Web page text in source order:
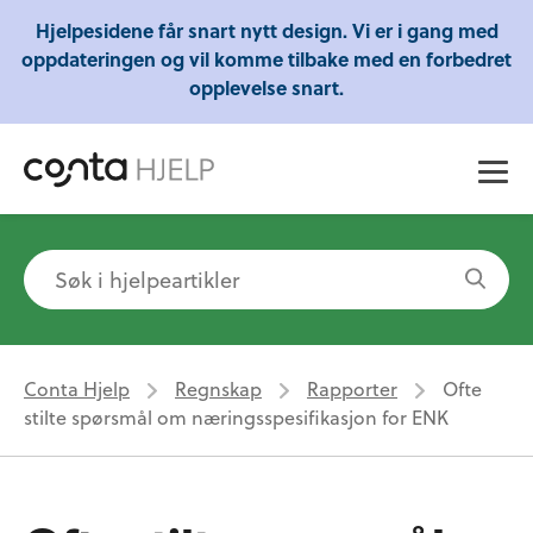
Gratis webinarer fra Conta - Lær om regnskap,
skatt og mye mer!
Conta Hjelp Regnskap Rapporter
Ofte
stilte spørsmål om næringsspesifikasjon for ENK
Hjelpesidene får snart nytt design. Vi er i gang med
oppdateringen og vil komme tilbake med en forbedret
opplevelse snart.